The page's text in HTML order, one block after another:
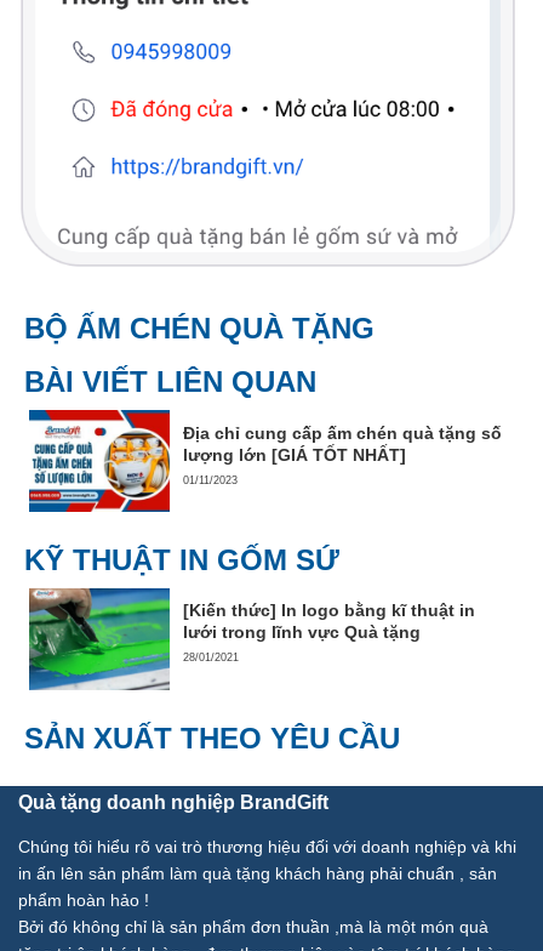
BỘ ẤM CHÉN QUÀ TẶNG
BÀI VIẾT LIÊN QUAN
Địa chỉ cung cấp ấm chén quà tặng số
lượng lớn [GIÁ TỐT NHẤT]
01/11/2023
KỸ THUẬT IN GỐM SỨ
[Kiến thức] In logo bằng kĩ thuật in
lưới trong lĩnh vực Quà tặng
28/01/2021
SẢN XUẤT THEO YÊU CẦU
Quà tặng doanh nghiệp BrandGift
Chúng tôi hiểu rõ vai trò thương hiệu đối với doanh nghiệp và khi
in ấn lên sản phẩm làm quà tặng khách hàng phải chuẩn , sản
phẩm hoàn hảo !
Bởi đó không chỉ là sản phẩm đơn thuần ,mà là một món quà